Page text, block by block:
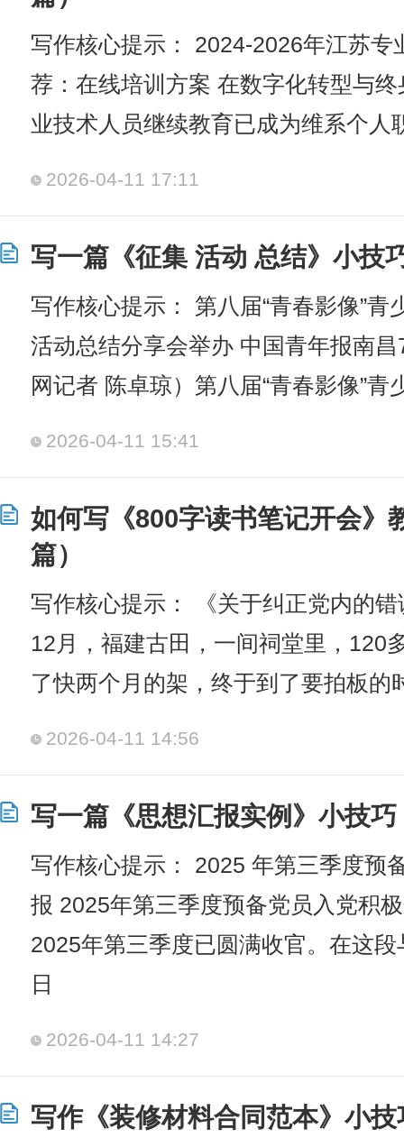
写作核心提示： 2024-2026年江苏
荐：在线培训方案 在数字化转型与
业技术人员继续教育已成为维系个人
2026-04-11 17:11
写一篇《征集 活动 总结》小技
写作核心提示： 第八届“青春影像”
活动总结分享会举办 中国青年报南
网记者 陈卓琼）第八届“青春影像”青
2026-04-11 15:41
如何写《800字读书笔记开会》
篇）
写作核心提示： 《关于纠正党内的
12月，福建古田，一间祠堂里，120
了快两个月的架，终于到了要拍板的
2026-04-11 14:56
写一篇《思想汇报实例》小技
写作核心提示： 2025 年第三季度预
报 2025年第三季度预备党员入党积
2025年第三季度已圆满收官。在这
日
2026-04-11 14:27
写作《装修材料合同范本》小